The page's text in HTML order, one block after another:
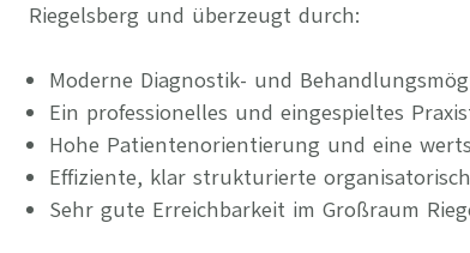
Riegelsberg und überzeugt durch:
Moderne Diagnostik- und
Ein professionelles und eingespieltes
Hohe Patientenorientierung und eine
Effiziente, klar strukturierte
Sehr gute Erreichbarkeit im Großraum